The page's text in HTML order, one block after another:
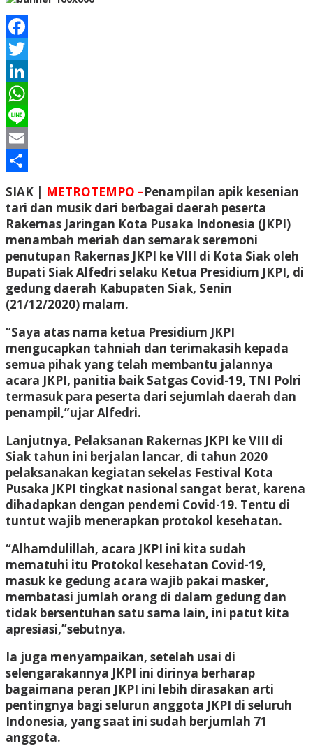
Facebook
Twitter
LinkedIn
WhatsApp
Line
Email
Share
SIAK | METROTEMPO –Penampilan apik kesenian
tari dan musik dari berbagai daerah peserta
Rakernas Jaringan Kota Pusaka Indonesia (JKPI)
menambah meriah dan semarak seremoni
penutupan Rakernas JKPI ke VIII di Kota Siak oleh
Bupati Siak Alfedri selaku Ketua Presidium JKPI, di
gedung daerah Kabupaten Siak, Senin
(21/12/2020) malam.
“Saya atas nama ketua Presidium JKPI
mengucapkan tahniah dan terimakasih kepada
semua pihak yang telah membantu jalannya
acara JKPI, panitia baik Satgas Covid-19, TNI Polri
termasuk para peserta dari sejumlah daerah dan
penampil,”ujar Alfedri.
Lanjutnya, Pelaksanan Rakernas JKPI ke VIII di
Siak tahun ini berjalan lancar, di tahun 2020
pelaksanakan kegiatan sekelas Festival Kota
Pusaka JKPI tingkat nasional sangat berat, karena
dihadapkan dengan pendemi Covid-19. Tentu di
tuntut wajib menerapkan protokol kesehatan.
“Alhamdulillah, acara JKPI ini kita sudah
mematuhi itu Protokol kesehatan Covid-19,
masuk ke gedung acara wajib pakai masker,
membatasi jumlah orang di dalam gedung dan
tidak bersentuhan satu sama lain, ini patut kita
apresiasi,”sebutnya.
Ia juga menyampaikan, setelah usai di
selengarakannya JKPI ini dirinya berharap
bagaimana peran JKPI ini lebih dirasakan arti
pentingnya bagi selurun anggota JKPI di seluruh
Indonesia, yang saat ini sudah berjumlah 71
anggota.